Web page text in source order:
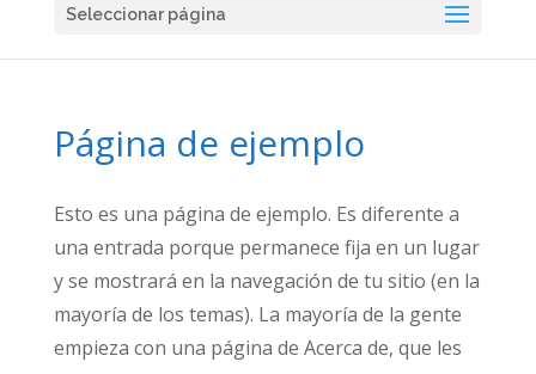
Seleccionar página
Página de ejemplo
Esto es una página de ejemplo. Es diferente a
una entrada porque permanece fija en un lugar
y se mostrará en la navegación de tu sitio (en la
mayoría de los temas). La mayoría de la gente
empieza con una página de Acerca de, que les